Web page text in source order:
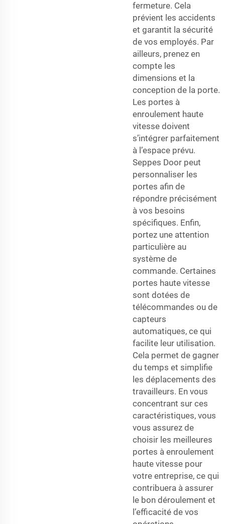
fermeture. Cela
prévient les accidents
et garantit la sécurité
de vos employés. Par
ailleurs, prenez en
compte les
dimensions et la
conception de la porte.
Les portes à
enroulement haute
vitesse doivent
s’intégrer parfaitement
à l’espace prévu.
Seppes Door peut
personnaliser les
portes afin de
répondre précisément
à vos besoins
spécifiques. Enfin,
portez une attention
particulière au
système de
commande. Certaines
portes haute vitesse
sont dotées de
télécommandes ou de
capteurs
automatiques, ce qui
facilite leur utilisation.
Cela permet de gagner
du temps et simplifie
les déplacements des
travailleurs. En vous
concentrant sur ces
caractéristiques, vous
vous assurez de
choisir les meilleures
portes à enroulement
haute vitesse pour
votre entreprise, ce qui
contribuera à assurer
le bon déroulement et
l’efficacité de vos